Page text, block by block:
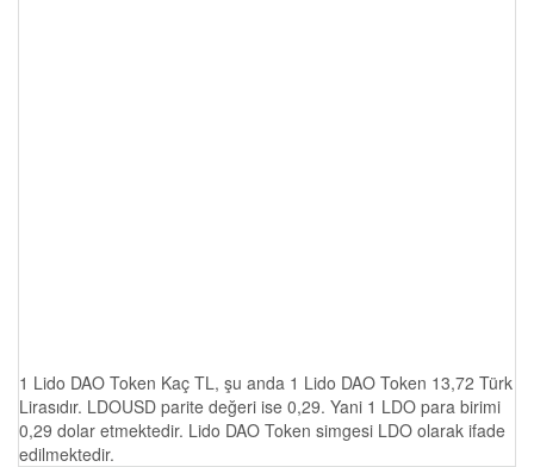
1 Lido DAO Token Kaç TL, şu anda 1 Lido DAO Token 13,72 Türk
Lirasıdır. LDOUSD parite değeri ise 0,29. Yani 1 LDO para birimi
0,29 dolar etmektedir. Lido DAO Token simgesi LDO olarak ifade
edilmektedir.